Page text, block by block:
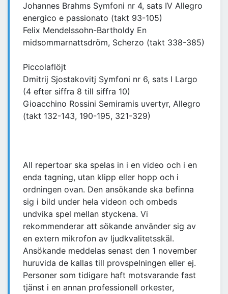
Johannes Brahms Symfoni nr 4, sats IV Allegro
energico e passionato (takt 93-105)
Felix Mendelssohn-Bartholdy En
midsommarnattsdröm, Scherzo (takt 338-385)
Piccolaflöjt
Dmitrij Sjostakovitj Symfoni nr 6, sats I Largo
(4 efter siffra 8 till siffra 10)
Gioacchino Rossini Semiramis uvertyr, Allegro
(takt 132-143, 190-195, 321-329)
All repertoar ska spelas in i en video och i en
enda tagning, utan klipp eller hopp och i
ordningen ovan. Den ansökande ska befinna
sig i bild under hela videon och ombeds
undvika spel mellan styckena. Vi
rekommenderar att sökande använder sig av
en extern mikrofon av ljudkvalitetsskäl.
Ansökande meddelas senast den 1 november
huruvida de kallas till provspelningen eller ej.
Personer som tidigare haft motsvarande fast
tjänst i en annan professionell orkester,